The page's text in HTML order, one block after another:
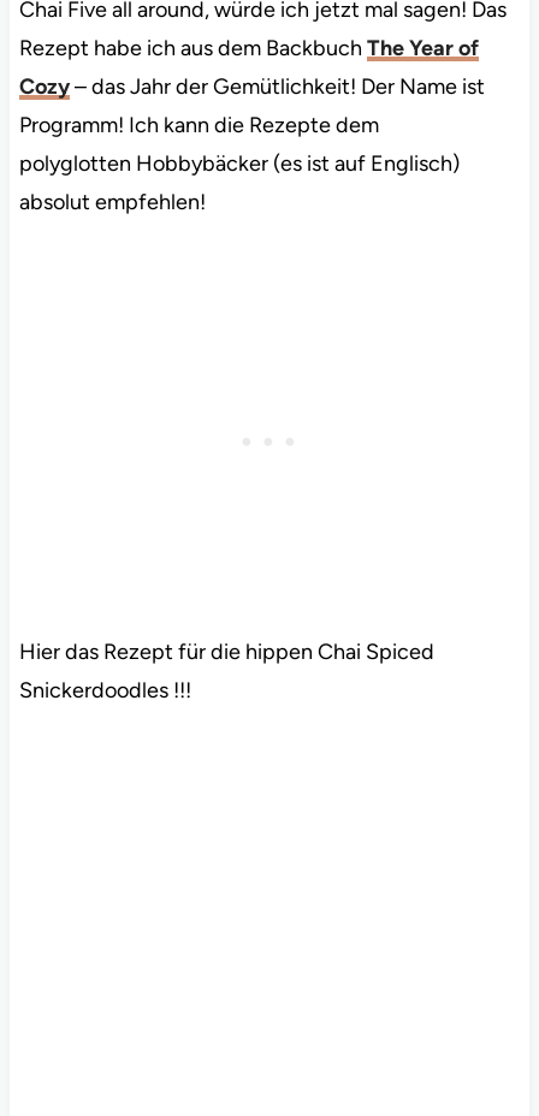
Chai Five all around, würde ich jetzt mal sagen! Das
Rezept habe ich aus dem Backbuch The Year of
Cozy– das Jahr der Gemütlichkeit! Der Name ist
Programm! Ich kann die Rezepte dem
polyglotten Hobbybäcker (es ist auf Englisch)
absolut empfehlen!
Hier das Rezept für die hippen Chai Spiced
Snickerdoodles !!!